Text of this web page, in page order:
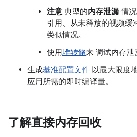
注意典型的内存泄漏情
引用、从未释放的视频缓
类似情况。
使用堆转储来 调试内存泄
生成基准配置文件 以最大限度
应用所需的即时编译量。
了解直接内存回收